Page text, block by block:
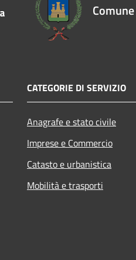
CATEGORIE DI SERVIZIO
Anagrafe e stato civile
Imprese e Commercio
Catasto e urbanistica
Mobilità e trasporti